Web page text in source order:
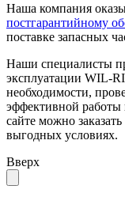
Наша компания
постгарантийному
поставке запасных
Наши специалисты
эксплуатации WIL-
необходимости,
эффективной работы
сайте можно
выгодных условиях.
Вверх